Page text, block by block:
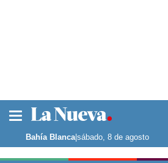
Noticias
La ciudad
Punta Alta
Bahía Blanca|sábado, 8 de agosto